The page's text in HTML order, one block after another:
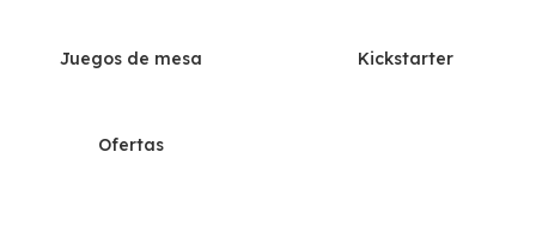
Juegos de mesa Kickstarter
Ofertas